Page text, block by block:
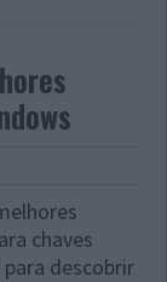
chaves
descobrir